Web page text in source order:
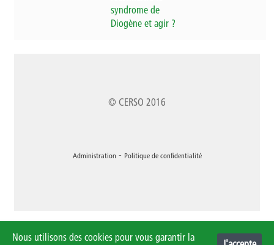
syndrome de
Diogène et agir ?
© CERSO 2016
Administration - Politique de confidentialité
Nous utilisons des cookies pour vous garantir la